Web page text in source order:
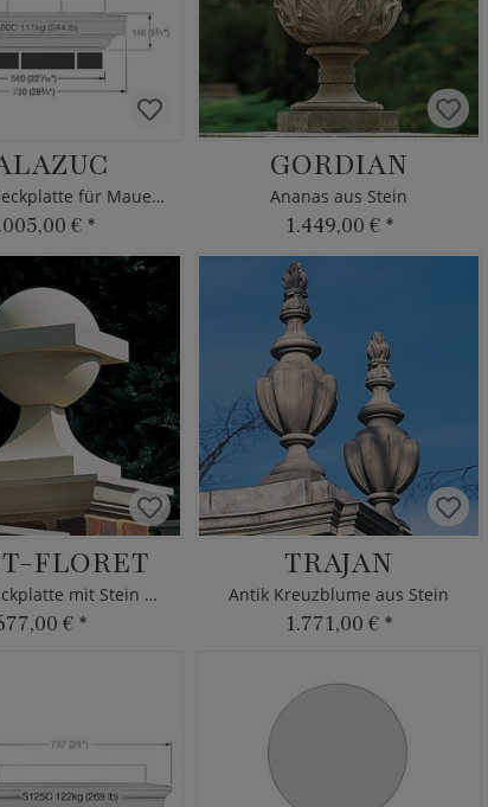
Antike Abdeckplatte für Mauerpfeiler
€ *
GORDIAN
Ananas aus Stein
1.449,00 € *
FLORET
Antik Abdeckplatte mit Stein Kugel
€ *
TRAJAN
Antik Kreuzblume aus Stein
1.771,00 € *